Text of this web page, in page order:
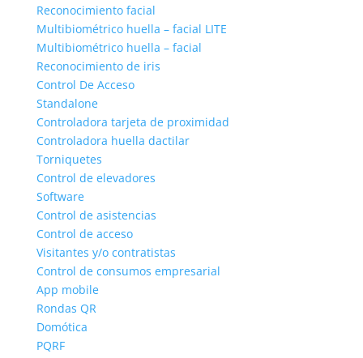
Reconocimiento facial
Multibiométrico huella – facial LITE
Multibiométrico huella – facial
Reconocimiento de iris
Control De Acceso
Standalone
Controladora tarjeta de proximidad
Controladora huella dactilar
Torniquetes
Control de elevadores
Software
Control de asistencias
Control de acceso
Visitantes y/o contratistas
Control de consumos empresarial
App mobile
Rondas QR
Domótica
PQRF